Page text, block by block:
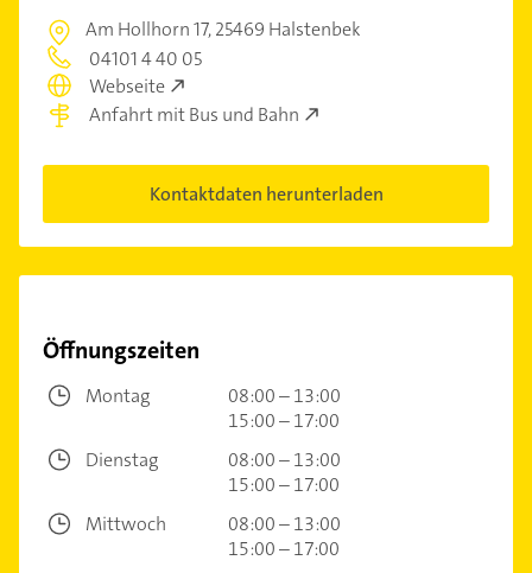
Am Hollhorn 17,25469 Halstenbek
04101 4 40 05
Webseite
Anfahrt mit Bus und Bahn
Kontaktdaten herunterladen
Öffnungszeiten
Montag
08:00 – 13:00
15:00 – 17:00
Dienstag
08:00 – 13:00
15:00 – 17:00
Mittwoch
08:00 – 13:00
15:00 – 17:00